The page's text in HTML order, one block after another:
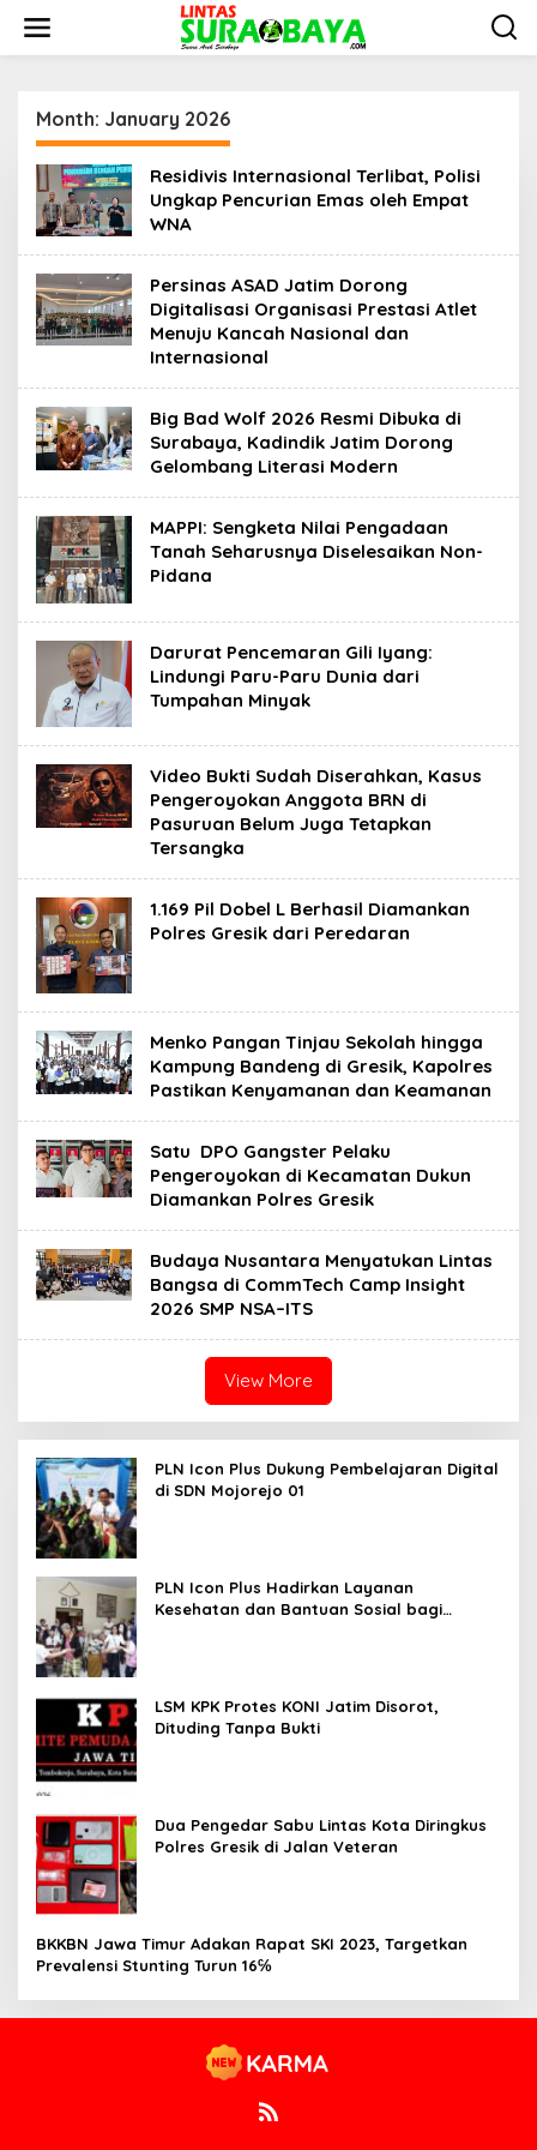
i
Month: January 2026
Residivis Internasional Terlibat, Polisi
Ungkap Pencurian Emas oleh Empat
WNA
Persinas ASAD Jatim Dorong
Digitalisasi Organisasi Prestasi Atlet
Menuju Kancah Nasional dan
Internasional
Big Bad Wolf 2026 Resmi Dibuka di
Surabaya, Kadindik Jatim Dorong
Gelombang Literasi Modern
MAPPI: Sengketa Nilai Pengadaan
Tanah Seharusnya Diselesaikan Non-
Pidana
Darurat Pencemaran Gili Iyang:
Lindungi Paru-Paru Dunia dari
Tumpahan Minyak
Video Bukti Sudah Diserahkan, Kasus
Pengeroyokan Anggota BRN di
Pasuruan Belum Juga Tetapkan
Tersangka
1.169 Pil Dobel L Berhasil Diamankan
Polres Gresik dari Peredaran
Menko Pangan Tinjau Sekolah hingga
Kampung Bandeng di Gresik, Kapolres
Pastikan Kenyamanan dan Keamanan
Satu DPO Gangster Pelaku
Pengeroyokan di Kecamatan Dukun
Diamankan Polres Gresik
Budaya Nusantara Menyatukan Lintas
Bangsa di CommTech Camp Insight
2026 SMP NSA–ITS
View More
PLN Icon Plus Dukung Pembelajaran Digital
di SDN Mojorejo 01
PLN Icon Plus Hadirkan Layanan
Kesehatan dan Bantuan Sosial bagi
LSM KPK Protes KONI Jatim Disorot,
Dituding Tanpa Bukti
Dua Pengedar Sabu Lintas Kota Diringkus
Polres Gresik di Jalan Veteran
BKKBN Jawa Timur Adakan Rapat SKI 2023, Targetkan
Prevalensi Stunting Turun 16℅